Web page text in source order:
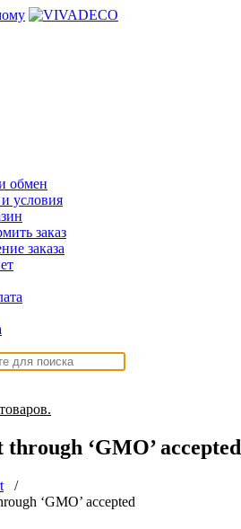
обмен
условия
заказ
заказа
‘GMO’ accepted
/
‘GMO’ accepted